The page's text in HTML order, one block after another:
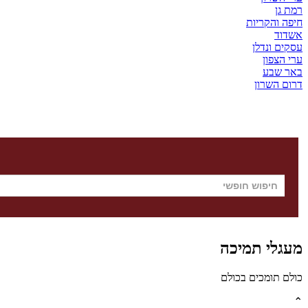
רמת גן
חיפה והקריות
אשדוד
עסקים ונדלן
ערי הצפון
באר שבע
דרום השרון
מעגלי תמיכה
כולם תומכים בכולם
⌃